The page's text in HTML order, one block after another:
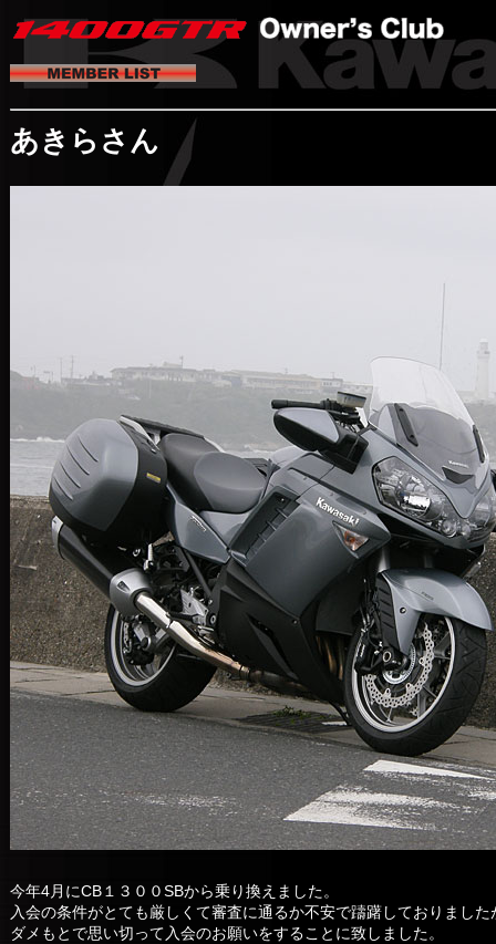
あきらさん
今年4月にCB１３００SBから乗り換えました。
入会の条件がとても厳しくて審査に通るか不安で躊躇しておりました
ダメもとで思い切って入会のお願いをすることに致しました。